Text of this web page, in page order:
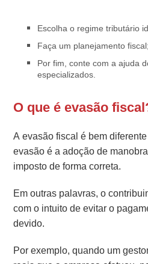
Escolha o regime tributário
Faça um planejamento fiscal;
Por fim, conte com a ajuda
especializados.
O que é evasão
A evasão fiscal é bem
evasão é a adoção de
imposto de forma correta.
Em outras palavras, o
com o intuito de evitar o
devido.
Por exemplo, quando um